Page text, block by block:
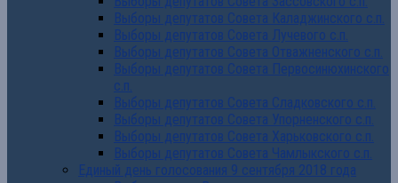
Выборы депутатов Совета Каладжинского с.п.
Выборы депутатов Совета Лучевого с.п.
Выборы депутатов Совета Отважненского с.п.
Выборы депутатов Совета Первосинюхинского
с.п.
Выборы депутатов Совета Сладковского с.п.
Выборы депутатов Совета Упорненского с.п.
Выборы депутатов Совета Харьковского с.п.
Выборы депутатов Совета Чамлыкского с.п.
Единый день голосования 9 сентября 2018 года